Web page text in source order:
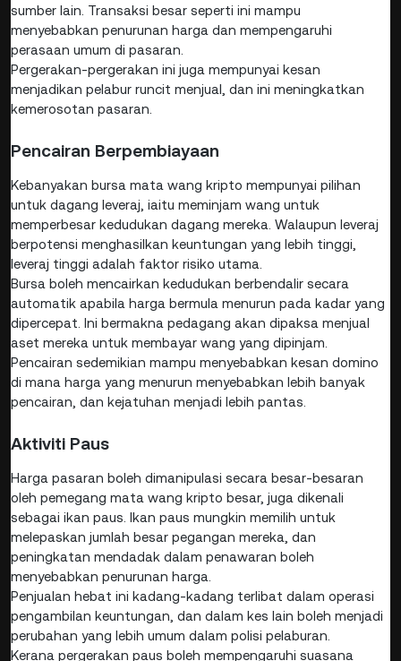
sumber lain. Transaksi besar seperti ini mampu
menyebabkan penurunan harga dan mempengaruhi
perasaan umum di pasaran.
Pergerakan-pergerakan ini juga mempunyai kesan
menjadikan pelabur runcit menjual, dan ini meningkatkan
kemerosotan pasaran.
Pencairan Berpembiayaan
Kebanyakan bursa mata wang kripto mempunyai pilihan
untuk dagang leveraj, iaitu meminjam wang untuk
memperbesar kedudukan dagang mereka. Walaupun leveraj
berpotensi menghasilkan keuntungan yang lebih tinggi,
leveraj tinggi adalah faktor risiko utama.
Bursa boleh mencairkan kedudukan berbendalir secara
automatik apabila harga bermula menurun pada kadar yang
dipercepat. Ini bermakna pedagang akan dipaksa menjual
aset mereka untuk membayar wang yang dipinjam.
Pencairan sedemikian mampu menyebabkan kesan domino
di mana harga yang menurun menyebabkan lebih banyak
pencairan, dan kejatuhan menjadi lebih pantas.
Aktiviti Paus
Harga pasaran boleh dimanipulasi secara besar-besaran
oleh pemegang mata wang kripto besar, juga dikenali
sebagai ikan paus. Ikan paus mungkin memilih untuk
melepaskan jumlah besar pegangan mereka, dan
peningkatan mendadak dalam penawaran boleh
menyebabkan penurunan harga.
Penjualan hebat ini kadang-kadang terlibat dalam operasi
pengambilan keuntungan, dan dalam kes lain boleh menjadi
perubahan yang lebih umum dalam polisi pelaburan.
Kerana pergerakan paus boleh mempengaruhi suasana